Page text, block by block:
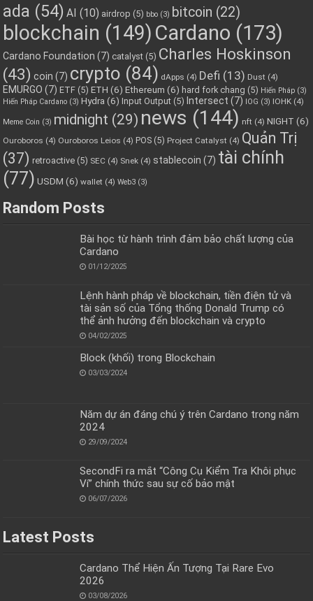
ada (54) AI (10) airdrop (5) bbo (3) bitcoin (22)
blockchain (149) Cardano (173)
Cardano Foundation (7) catalyst (5) Charles Hoskinson
(43) coin (7) crypto (84) dApps (4) Defi (13) Dust (4)
EMURGO (7) ETF (5) ETH (6) Ethereum (6) hard fork chang (5) Hiến Pháp (3)
Hiến Pháp Cardano (3) Hydra (6) Input Output (5) Intersect (7) IOG (3) IOHK (4)
Meme Coin (3) midnight (29) news (144) nft (4) NIGHT (6)
Ouroboros (4) Ouroboros Leios (4) POS (5) Project Catalyst (4) Quản Trị
(37) retroactive (5) SEC (4) Snek (4) stablecoin (7) tài chính
(77) USDM (6) wallet (4) Web3 (3)
Random Posts
Bài học từ hành trình đảm bảo chất lượng của
Cardano
01/12/2025
Lệnh hành pháp về blockchain, tiền điện tử và
tài sản số của Tổng thống Donald Trump có
thể ảnh hưởng đến blockchain và crypto
04/02/2025
Block (khối) trong Blockchain
03/03/2024
Năm dự án đáng chú ý trên Cardano trong năm
2024
29/09/2024
SecondFi ra mắt “Công Cụ Kiểm Tra Khôi phục
Ví” chính thức sau sự cố bảo mật
06/07/2026
Latest Posts
Cardano Thể Hiện Ấn Tượng Tại Rare Evo
2026
03/08/2026